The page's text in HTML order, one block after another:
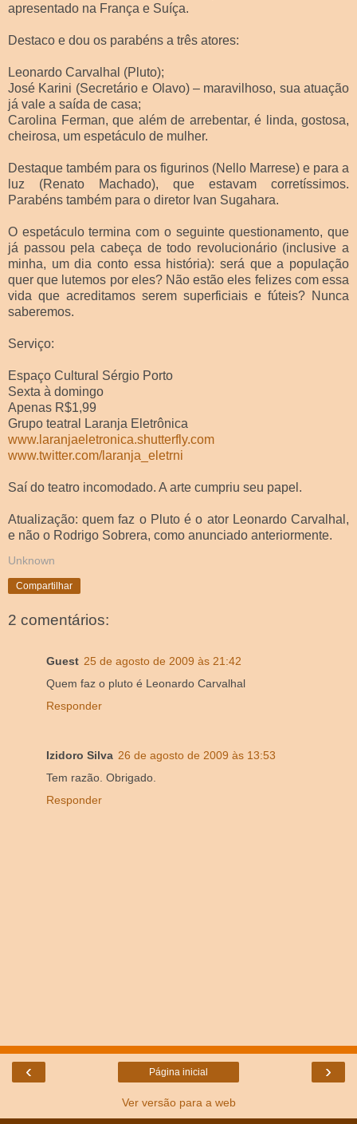
apresentado na França e Suíça.
Destaco e dou os parabéns a três atores:
Leonardo Carvalhal (Pluto);
José Karini (Secretário e Olavo) – maravilhoso, sua atuação
já vale a saída de casa;
Carolina Ferman, que além de arrebentar, é linda, gostosa,
cheirosa, um espetáculo de mulher.
Destaque também para os figurinos (Nello Marrese) e para a
luz (Renato Machado), que estavam corretíssimos.
Parabéns também para o diretor Ivan Sugahara.
O espetáculo termina com o seguinte questionamento, que
já passou pela cabeça de todo revolucionário (inclusive a
minha, um dia conto essa história): será que a população
quer que lutemos por eles? Não estão eles felizes com essa
vida que acreditamos serem superficiais e fúteis? Nunca
saberemos.
Serviço:
Espaço Cultural Sérgio Porto
Sexta à domingo
Apenas R$1,99
Grupo teatral Laranja Eletrônica
www.laranjaeletronica.shutterfly.com
www.twitter.com/laranja_eletrni
Saí do teatro incomodado. A arte cumpriu seu papel.
Atualização: quem faz o Pluto é o ator Leonardo Carvalhal,
e não o Rodrigo Sobrera, como anunciado anteriormente.
Unknown
Compartilhar
2 comentários:
Guest 25 de agosto de 2009 às 21:42
Quem faz o pluto é Leonardo Carvalhal
Responder
Izidoro Silva 26 de agosto de 2009 às 13:53
Tem razão. Obrigado.
Responder
‹ ›
Página inicial
Ver versão para a web